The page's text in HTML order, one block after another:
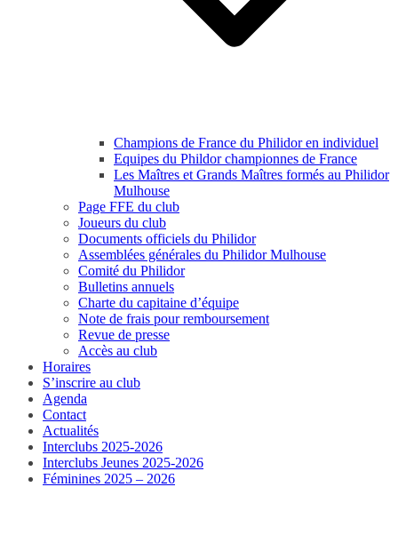
Champions de France du Philidor en individuel
Equipes du Phildor championnes de France
Les Maîtres et Grands Maîtres formés au Philidor
Mulhouse
Page FFE du club
Joueurs du club
Documents officiels du Philidor
Assemblées générales du Philidor Mulhouse
Comité du Philidor
Bulletins annuels
Charte du capitaine d’équipe
Note de frais pour remboursement
Revue de presse
Accès au club
Horaires
S’inscrire au club
Agenda
Contact
Actualités
Interclubs 2025-2026
Interclubs Jeunes 2025-2026
Féminines 2025 – 2026